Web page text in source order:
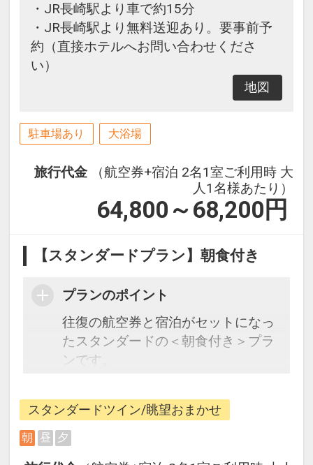
・JR長崎駅より車で約15分
・JR長崎駅より無料送迎あり。要事前予
約（直接ホテルへお問い合わせくださ
い）
地図
駐車場あり 大浴場
旅行代金
（航空券+宿泊 2名1室ご利用時 大
人1名様あたり）
64,800～68,200 円
【スタンダードプラン】朝食付き
プランのポイント
往復の航空券と宿泊がセットになっ
たスタンダードの＜朝食付き＞プラ
ンです。
できるダイナミックパッケージだか
ら、一都市滞在はもちろん周遊旅行
にも最適！
スタンダードツイン/眺望おまかせ
朝 昼 夕